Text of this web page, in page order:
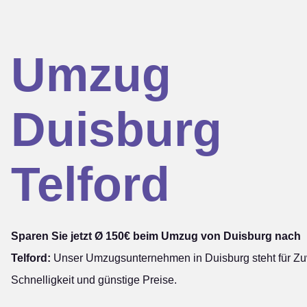
Umzug
Duisburg
Telford
Sparen Sie jetzt Ø 150€ beim Umzug von Duisburg nach
Telford: Unser Umzugsunternehmen in Duisburg steht für
Schnelligkeit und günstige Preise.